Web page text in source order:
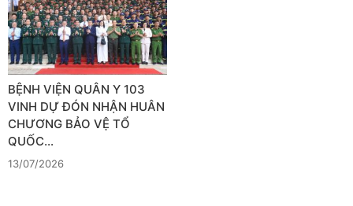
BỆNH VIỆN QUÂN Y 103
VINH DỰ ĐÓN NHẬN HUÂN
CHƯƠNG BẢO VỆ TỔ
QUỐC…
13/07/2026